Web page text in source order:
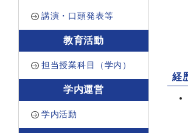
講演・口頭発表等
教育活動
担当授業科目（学内）
学内運営
学内活動
経